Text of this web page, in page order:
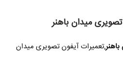
میدان باهنر
,تعمیرات آیفون تصویری میدان